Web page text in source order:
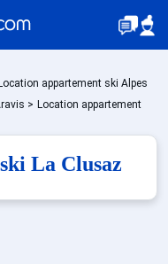
Location appartement ski Alpes
> Location appartement
La Clusaz